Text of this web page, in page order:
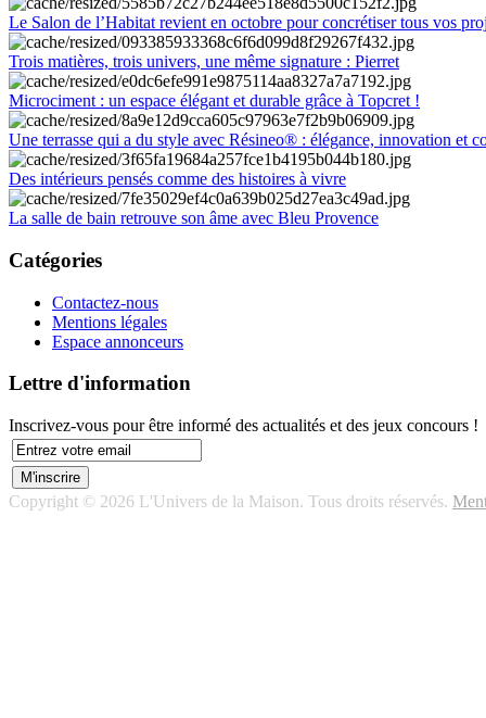
Le Salon de l’Habitat revient en octobre pour concrétiser tous vos
Trois matières, trois univers, une même signature : Pierret
Microciment : un espace élégant et durable grâce à Topcret !
Une terrasse qui a du style avec Résineo® : élégance, innovation et
Des intérieurs pensés comme des histoires à vivre
La salle de bain retrouve son âme avec Bleu Provence
Catégories
Contactez-nous
Mentions légales
Espace annonceurs
Lettre d'information
Inscrivez-vous pour être informé des actualités et des jeux concours !
Copyright © 2026 L'Univers de la Maison. Tous droits réservés.